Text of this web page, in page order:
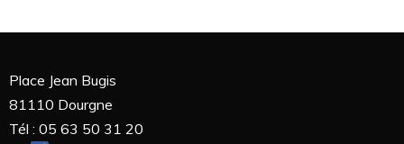
Place Jean Bugis
81110 Dourgne
Tél : 05 63 50 31 20